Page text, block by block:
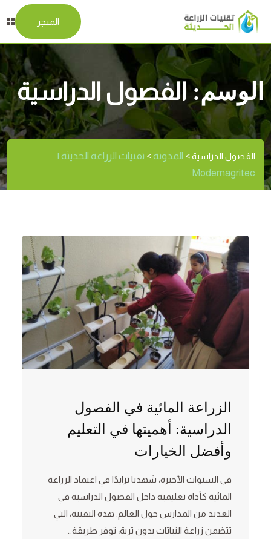
المتجر
الوسم:الفصول الدراسية
الفصول الدراسية> المدونة> تقنيات الزراعة الحديثة |
Modernagritec
الزراعة المائية في الفصول
الدراسية: أهميتها في التعليم
وأفضل الخيارات
في السنوات الأخيرة، شهدنا تزايدًا في اعتماد الزراعة
المائية كأداة تعليمية داخل الفصول الدراسية في
العديد من المدارس حول العالم. هذه التقنية، التي
تتضمن زراعة النباتات بدون تربة، توفر طريقة…